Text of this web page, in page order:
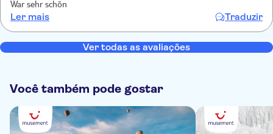
War sehr schön
Ler mais Traduzir
Ver todas as avaliações
Você também pode gostar